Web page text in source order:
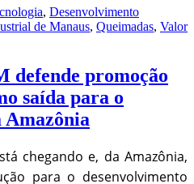
, Desenvolvimento
de Manaus, Queimadas, Valor
defende promoção
saída para o
Amazônia
chegando e, da Amazônia,
para o desenvolvimento